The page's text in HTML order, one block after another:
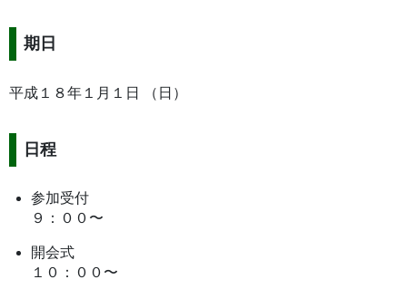
期日
平成１８年１月１日 （日）
日程
参加受付
９：００〜
開会式
１０：００〜